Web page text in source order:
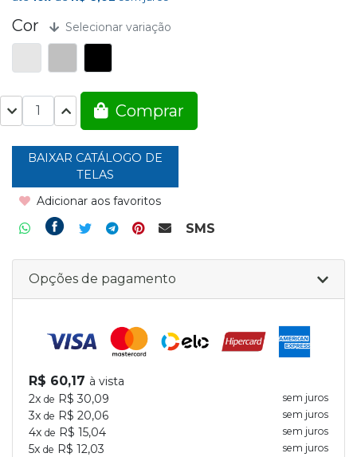
Cor Selecionar variação
Comprar
BAIXAR CATÁLOGO DE
TELAS
Adicionar aos favoritos
SMS
Opções de pagamento
R$ 60,17 à vista
2x de R$ 30,09 sem juros
3x de R$ 20,06 sem juros
4x de R$ 15,04 sem juros
5x de R$ 12,03 sem juros